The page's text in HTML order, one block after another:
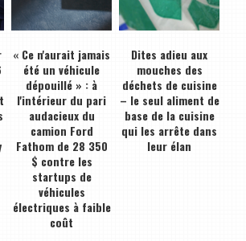
« Ce n'aurait jamais
été un véhicule
dépouillé » : à
l'intérieur du pari
audacieux du
camion Ford
Fathom de 28 350
$ contre les
startups de
véhicules
électriques à faible
coût
Dites adieu aux
mouches des
déchets de cuisine
– le seul aliment de
base de la cuisine
qui les arrête dans
leur élan